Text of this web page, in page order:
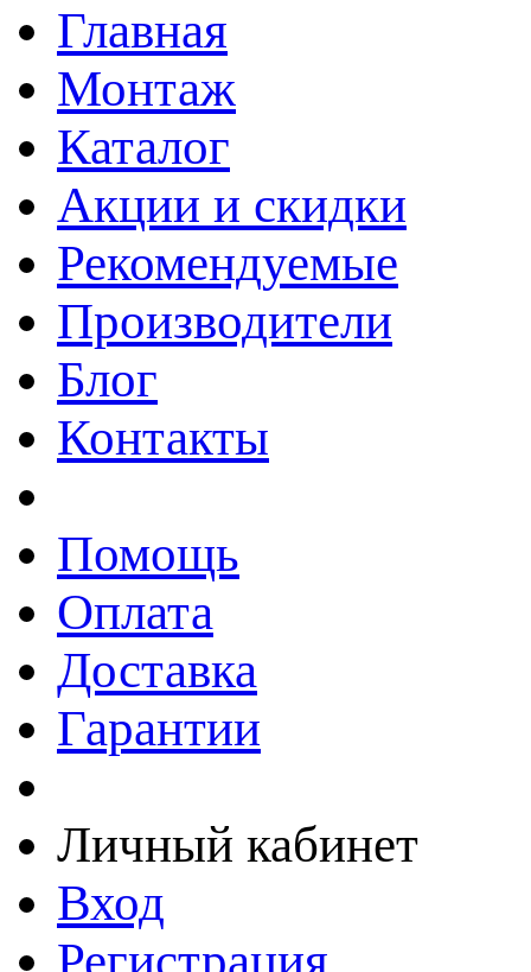
Главная
Монтаж
Каталог
Акции и скидки
Рекомендуемые
Производители
Блог
Контакты
Помощь
Оплата
Доставка
Гарантии
Личный кабинет
Вход
Регистрация